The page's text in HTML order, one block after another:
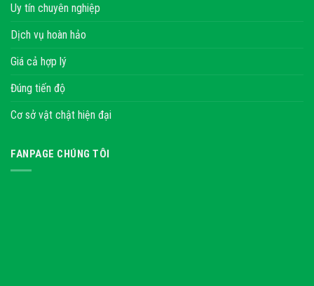
Uy tín chuyên nghiệp
Dịch vụ hoàn hảo
Giá cả hợp lý
Đúng tiến độ
Cơ sở vật chật hiện đại
FANPAGE CHÚNG TÔI